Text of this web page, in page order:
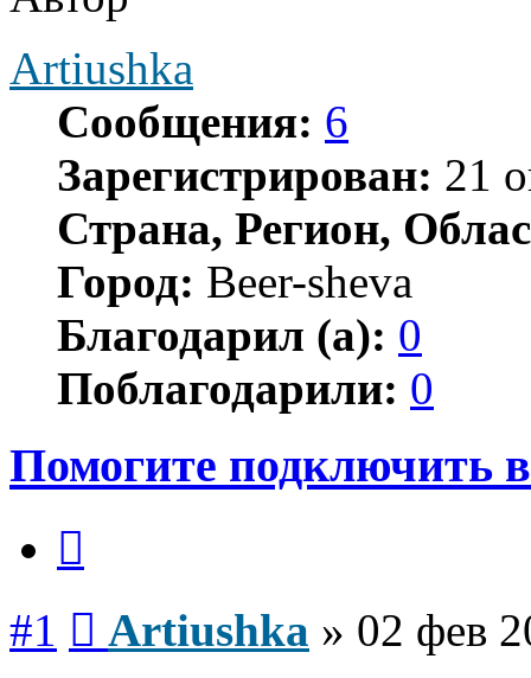
Artiushka
Сообщения: 6
Зарегистрирован: 21
Страна, Регион,
Город: Beer-sheva
Благодарил (а): 0
Поблагодарили: 0
Помогите подключить
#1 Artiushka » 02 фев